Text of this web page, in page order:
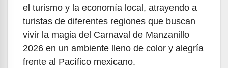
el turismo y la economía local, atrayendo a
turistas de diferentes regiones que buscan
vivir la magia del Carnaval de Manzanillo
2026 en un ambiente lleno de color y alegría
frente al Pacífico mexicano.